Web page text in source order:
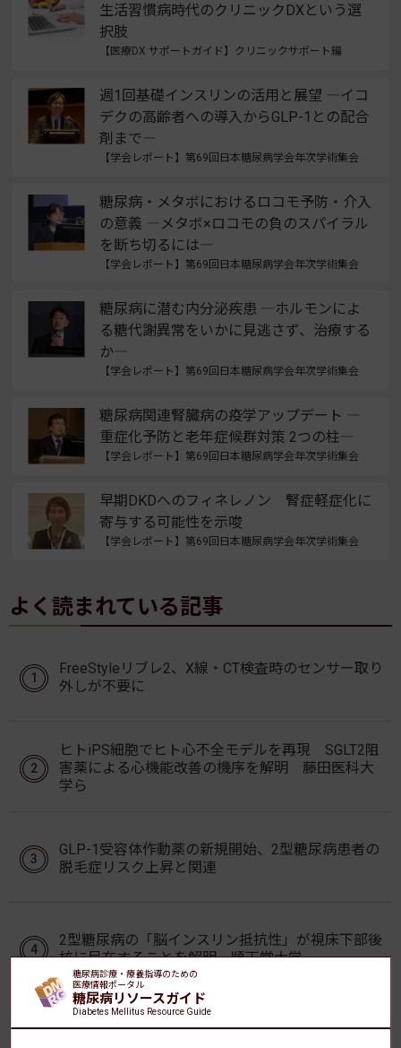
生活習慣病時代のクリニックDXという選
択肢
【医療DX サポートガイド】クリニックサポート編
週1回基礎インスリンの活用と展望 ―イコ
デクの高齢者への導入からGLP-1との配合
剤まで―
【学会レポート】第69回日本糖尿病学会年次学術集会
糖尿病・メタボにおけるロコモ予防・介入
の意義 ―メタボ×ロコモの負のスパイラル
を断ち切るには―
【学会レポート】第69回日本糖尿病学会年次学術集会
糖尿病に潜む内分泌疾患 ―ホルモンによ
る糖代謝異常をいかに見逃さず、治療する
か―
【学会レポート】第69回日本糖尿病学会年次学術集会
糖尿病関連腎臓病の疫学アップデート ―
重症化予防と老年症候群対策 2つの柱―
【学会レポート】第69回日本糖尿病学会年次学術集会
早期DKDへのフィネレノン 腎症軽症化に
寄与する可能性を示唆
【学会レポート】第69回日本糖尿病学会年次学術集会
よく読まれている記事
FreeStyleリブレ2、X線・CT検査時のセンサー取り
外しが不要に
ヒトiPS細胞でヒト心不全モデルを再現 SGLT2阻
害薬による心機能改善の機序を解明 藤田医科大
学ら
GLP-1受容体作動薬の新規開始、2型糖尿病患者の
脱毛症リスク上昇と関連
2型糖尿病の「脳インスリン抵抗性」が視床下部後
核に局在することを解明 順天堂大学
「マンジャロ皮下注」の薬価が8月1日より改定
糖尿病診療・療養指導のための
医療情報ポータル
糖尿病リソースガイド
Diabetes Mellitus Resource Guide